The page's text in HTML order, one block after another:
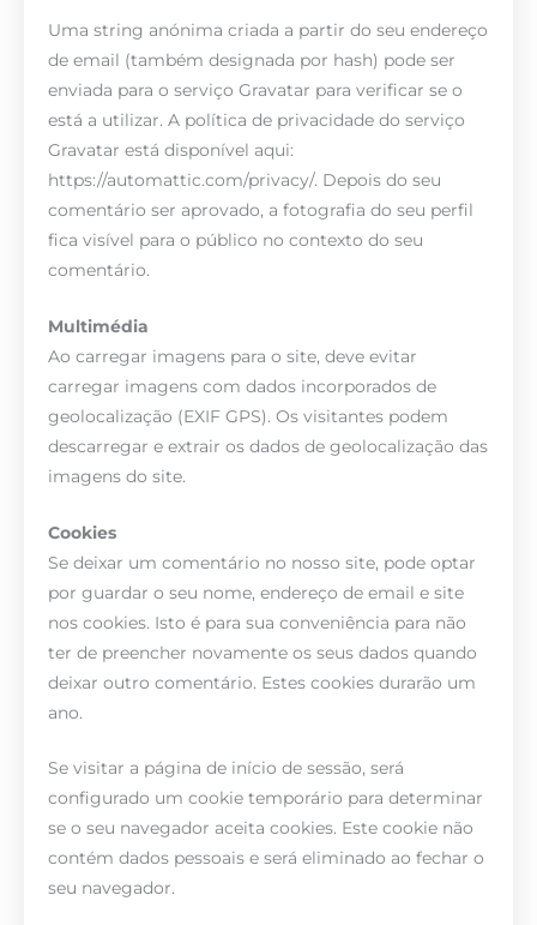
Uma string anónima criada a partir do seu endereço
de email (também designada por hash) pode ser
enviada para o serviço Gravatar para verificar se o
está a utilizar. A política de privacidade do serviço
Gravatar está disponível aqui:
https://automattic.com/privacy/. Depois do seu
comentário ser aprovado, a fotografia do seu perfil
fica visível para o público no contexto do seu
comentário.
Multimédia
Ao carregar imagens para o site, deve evitar
carregar imagens com dados incorporados de
geolocalização (EXIF GPS). Os visitantes podem
descarregar e extrair os dados de geolocalização das
imagens do site.
Cookies
Se deixar um comentário no nosso site, pode optar
por guardar o seu nome, endereço de email e site
nos cookies. Isto é para sua conveniência para não
ter de preencher novamente os seus dados quando
deixar outro comentário. Estes cookies durarão um
ano.
Se visitar a página de início de sessão, será
configurado um cookie temporário para determinar
se o seu navegador aceita cookies. Este cookie não
contém dados pessoais e será eliminado ao fechar o
seu navegador.